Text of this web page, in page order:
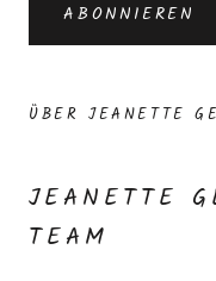
ABONNIEREN
ÜBER JEANETTE
JEANETTE
TEAM